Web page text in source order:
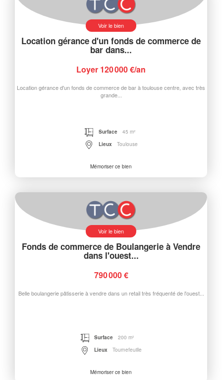
Voir le bien
Location gérance d'un fonds de commerce de
bar dans...
Loyer 120 000 €/an
Location gérance d'un fonds de commerce de bar à toulouse centre, avec très
grande...
Surface
45 m²
Lieux
Toulouse
Mémoriser ce bien
Voir le bien
Fonds de commerce de Boulangerie à Vendre
dans l'ouest...
790 000 €
Belle boulangerie pâtisserie à vendre dans un retail très fréquenté de l'ouest...
Surface
200 m²
Lieux
Tournefeuille
Mémoriser ce bien